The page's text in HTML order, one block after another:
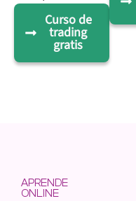
Curso de
trading
gratis
APRENDE
ONLINE